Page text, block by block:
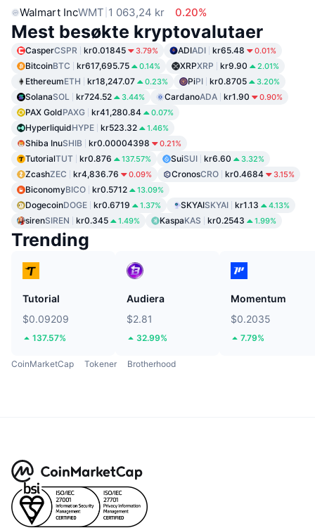
Walmart IncWMT 1 063,24 kr 0.20%
Mest besøkte kryptovalutaer
CasperCSPR kr0.01845 3.79% ADIADI kr65.48 0.01%
BitcoinBTC kr617,695.75 0.14% XRPXRP kr9.90 2.01%
EthereumETH kr18,247.07 0.23% PiPI kr0.8705 3.20%
SolanaSOL kr724.52 3.44% CardanoADA kr1.90 0.90%
PAX GoldPAXG kr41,280.84 0.07%
HyperliquidHYPE kr523.32 1.46%
Shiba InuSHIB kr0.00004398 0.21%
TutorialTUT kr0.876 137.57% SuiSUI kr6.60 3.32%
ZcashZEC kr4,836.76 0.09% CronosCRO kr0.4684 3.15%
BiconomyBICO kr0.5712 13.09%
DogecoinDOGE kr0.6719 1.37% SKYAISKYAI kr1.13 4.13%
sirenSIREN kr0.345 1.49% KaspaKAS kr0.2543 1.99%
Trending
Tutorial
$0.09209
137.57%
Audiera
$2.81
32.99%
Momentum
$0.2035
7.79%
CoinMarketCap Tokener Brotherhood